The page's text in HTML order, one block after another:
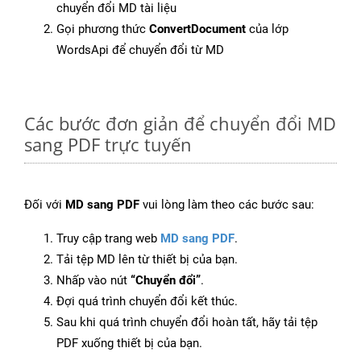
chuyển đổi MD tài liệu
Gọi phương thức ConvertDocument của lớp
WordsApi để chuyển đổi từ MD
Các bước đơn giản để chuyển đổi MD
sang PDF trực tuyến
Đối với MD sang PDF vui lòng làm theo các bước sau:
Truy cập trang web MD sang PDF.
Tải tệp MD lên từ thiết bị của bạn.
Nhấp vào nút “Chuyển đổi”.
Đợi quá trình chuyển đổi kết thúc.
Sau khi quá trình chuyển đổi hoàn tất, hãy tải tệp
PDF xuống thiết bị của bạn.